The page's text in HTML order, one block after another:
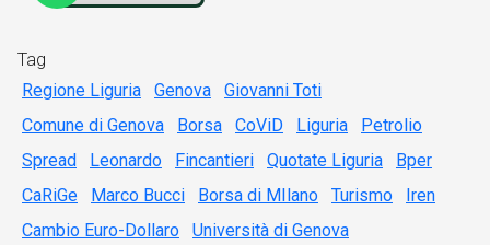
Tag
Regione Liguria
Genova
Giovanni Toti
Comune di Genova
Borsa CoViD Liguria
Petrolio
Spread
Leonardo Fincantieri Quotate Liguria
Bper
CaRiGe
Marco Bucci Borsa di MIlano Turismo
Iren
Cambio Euro-Dollaro
Università di Genova